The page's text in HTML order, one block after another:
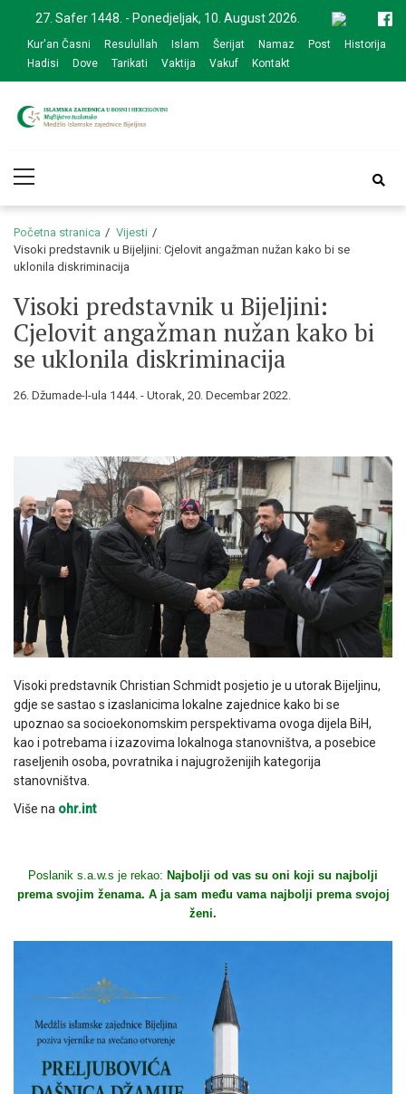
navigation
content
27. Safer 1448. - Ponedjeljak, 10. August 2026.
Kur'an Časni Resulullah Islam Šerijat Namaz Post
Historija
Hadisi
Dove Tarikati Vaktija Vakuf Kontakt
zajednice Bijeljina
Menu
Početna stranica
Vijesti
Visoki predstavnik u Bijeljini: Cjelovit angažman nužan kako bi se
uklonila diskriminacija
Visoki predstavnik u Bijeljini:
Cjelovit angažman nužan kako bi
se uklonila diskriminacija
26. Džumade-l-ula 1444. - Utorak, 20. Decembar 2022.
Visoki predstavnik Christian Schmidt posjetio je u utorak Bijeljinu,
gdje se sastao s izaslanicima lokalne zajednice kako bi se
upoznao sa socioekonomskim perspektivama ovoga dijela BiH,
kao i potrebama i izazovima lokalnoga stanovništva, a posebice
raseljenih osoba, povratnika i najugroženijih kategorija
stanovništva.
Više na ohr.int
Poslanik s.a.w.s je rekao: Najbolji od vas su oni koji su najbolji
prema svojim ženama. A ja sam među vama najbolji prema svojoj
ženi.